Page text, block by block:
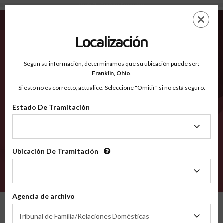
Martin FL - Condados Reconocidos
EN
Condados Reconocidos
2600
Localización
Según su información, determinamos que su ubicación puede ser:
Franklin, Ohio.
Si esto no es correcto, actualice. Seleccione "Omitir" si no está seguro.
Estado De Tramitación
Tramitación
Ubicación De Tramitación
Tramitación
Agencia de archivo
Tribunal de Familia/Relaciones Domésticas
de